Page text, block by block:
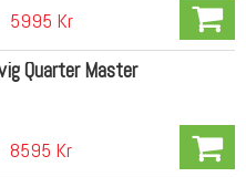
5995 Kr
Quarter Master
8595 Kr